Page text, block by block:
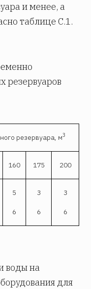
и менее, а
таблице С.1.
резервуаров
резервуара, м3
160 175 200
5
6
3
6
3
6
воды на
для